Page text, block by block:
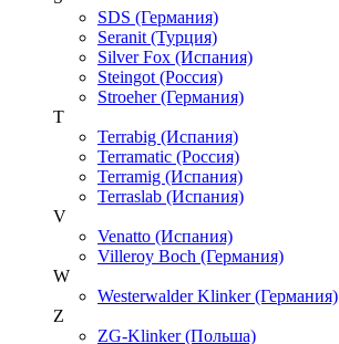
SDS (Германия)
Seranit (Турция)
Silver Fox (Испания)
Steingot (Россия)
Stroeher (Германия)
T
Terrabig (Испания)
Terramatic (Россия)
Terramig (Испания)
Terraslab (Испания)
V
Venatto (Испания)
Villeroy Boch (Германия)
W
Westerwalder Klinker (Германия)
Z
ZG-Klinker (Польша)